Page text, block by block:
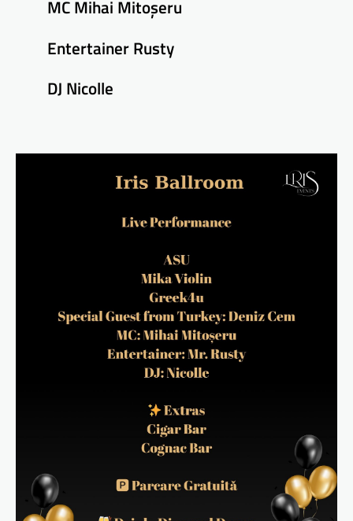
MC Mihai Mitoșeru
Entertainer Rusty
DJ Nicolle